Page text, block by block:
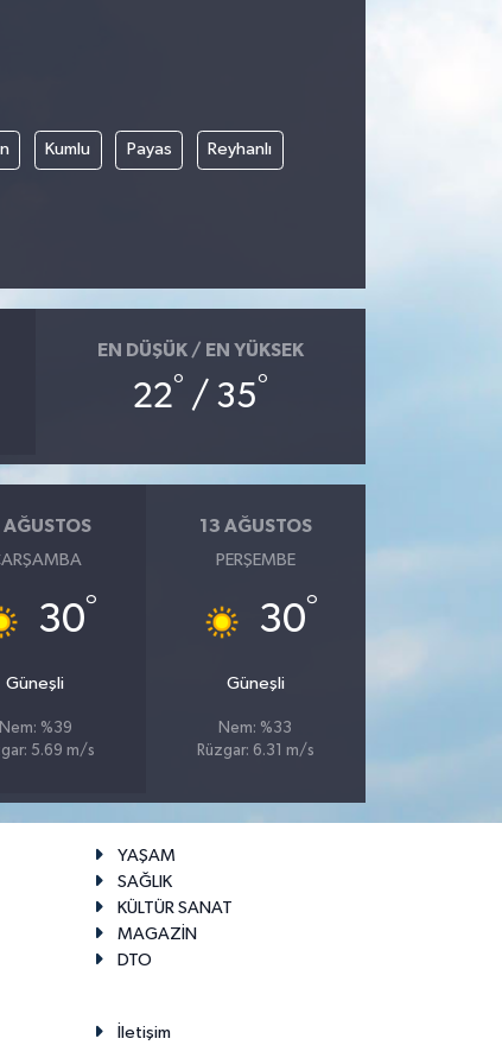
Kumlu Payas Reyhanlı
EN DÜŞÜK / EN YÜKSEK
22° / 35°
AĞUSTOS
30°
Güneşli
Nem: %39
5.69 m/s
13 AĞUSTOS
PERŞEMBE
30°
Güneşli
Nem: %33
Rüzgar: 6.31 m/s
YAŞAM
SAĞLIK
KÜLTÜR SANAT
MAGAZİN
DTO
İletişim